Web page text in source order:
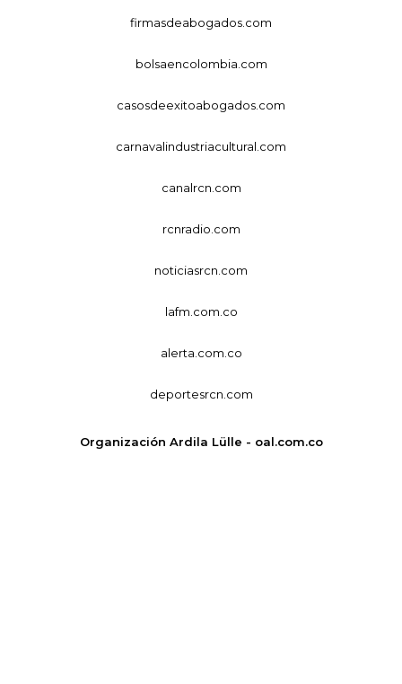
firmasdeabogados.com
bolsaencolombia.com
casosdeexitoabogados.com
carnavalindustriacultural.com
canalrcn.com
rcnradio.com
noticiasrcn.com
lafm.com.co
alerta.com.co
deportesrcn.com
Organización Ardila Lülle - oal.com.co